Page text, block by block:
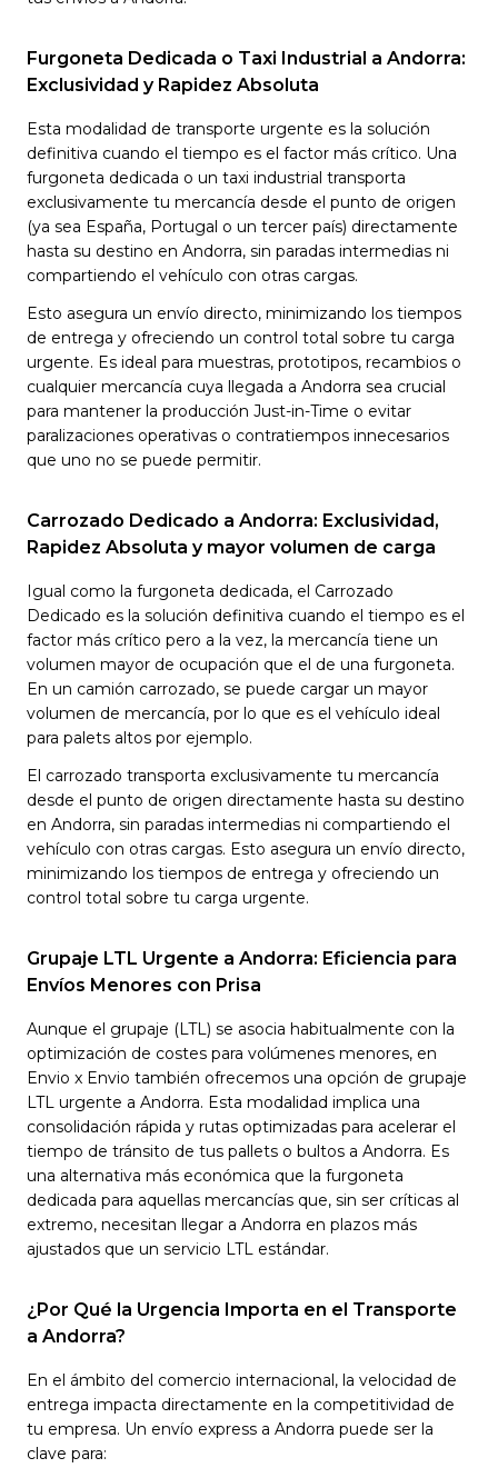
Furgoneta Dedicada o Taxi Industrial a Andorra:
Exclusividad y Rapidez Absoluta
Esta modalidad de transporte urgente es la solución
definitiva cuando el tiempo es el factor más crítico. Una
furgoneta dedicada o un taxi industrial transporta
exclusivamente tu mercancía desde el punto de origen
(ya sea España, Portugal o un tercer país) directamente
hasta su destino en Andorra, sin paradas intermedias ni
compartiendo el vehículo con otras cargas.
Esto asegura un envío directo, minimizando los tiempos
de entrega y ofreciendo un control total sobre tu carga
urgente. Es ideal para muestras, prototipos, recambios o
cualquier mercancía cuya llegada a Andorra sea crucial
para mantener la producción Just-in-Time o evitar
paralizaciones operativas o contratiempos innecesarios
que uno no se puede permitir.
Carrozado Dedicado a Andorra: Exclusividad,
Rapidez Absoluta y mayor volumen de carga
Igual como la furgoneta dedicada, el Carrozado
Dedicado es la solución definitiva cuando el tiempo es el
factor más crítico pero a la vez, la mercancía tiene un
volumen mayor de ocupación que el de una furgoneta.
En un camión carrozado, se puede cargar un mayor
volumen de mercancía, por lo que es el vehículo ideal
para palets altos por ejemplo.
El carrozado transporta exclusivamente tu mercancía
desde el punto de origen directamente hasta su destino
en Andorra, sin paradas intermedias ni compartiendo el
vehículo con otras cargas. Esto asegura un envío directo,
minimizando los tiempos de entrega y ofreciendo un
control total sobre tu carga urgente.
Grupaje LTL Urgente a Andorra: Eficiencia para
Envíos Menores con Prisa
Aunque el grupaje (LTL) se asocia habitualmente con la
optimización de costes para volúmenes menores, en
Envio x Envio también ofrecemos una opción de grupaje
LTL urgente a Andorra. Esta modalidad implica una
consolidación rápida y rutas optimizadas para acelerar el
tiempo de tránsito de tus pallets o bultos a Andorra. Es
una alternativa más económica que la furgoneta
dedicada para aquellas mercancías que, sin ser críticas al
extremo, necesitan llegar a Andorra en plazos más
ajustados que un servicio LTL estándar.
¿Por Qué la Urgencia Importa en el Transporte
a Andorra?
En el ámbito del comercio internacional, la velocidad de
entrega impacta directamente en la competitividad de
tu empresa. Un envío express a Andorra puede ser la
clave para: